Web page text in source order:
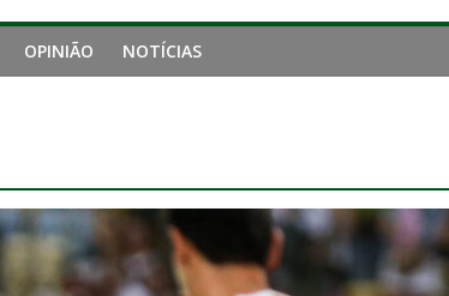
OPINIÃO NOTÍCIAS